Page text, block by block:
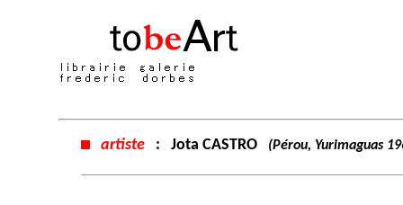
artiste : Jota CASTRO (Pérou, Yurimaguas